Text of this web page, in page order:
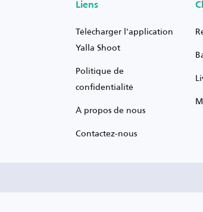
Liens
Télécharger l'application
Yalla Shoot
Politique de
confidentialité
À propos de nous
Contactez-nous